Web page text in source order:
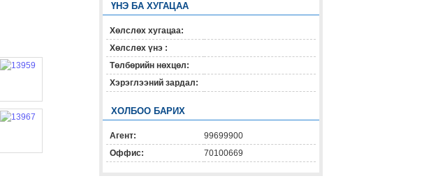
ҮНЭ БА ХУГАЦАА
Хөлслөх хугацаа:
Хөлслөх үнэ :
Төлбөрийн нөхцөл:
Хэрэглээний зардал:
ХОЛБОО БАРИХ
Агент:
99699900
Оффис:
70100669